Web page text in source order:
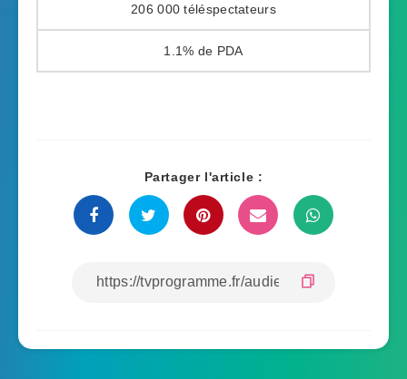
206 000
1.1%
Partager l'article :